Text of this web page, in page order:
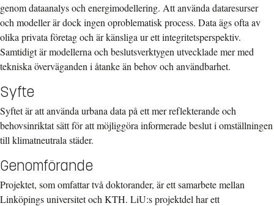
genom dataanalys och energimodellering. Att använda dataresurser
och modeller är dock ingen oproblematisk process. Data ägs ofta av
olika privata företag och är känsliga ur ett integritetsperspektiv.
Samtidigt är modellerna och beslutsverktygen utvecklade mer med
tekniska överväganden i åtanke än behov och användbarhet.
Syfte
Syftet är att använda urbana data på ett mer reflekterande och
behovsinriktat sätt för att möjliggöra informerade beslut i omställningen
till klimatneutrala städer.
Genomförande
Projektet, som omfattar två doktorander, är ett samarbete mellan
Linköpings universitet och KTH. LiU:s projektdel har ett